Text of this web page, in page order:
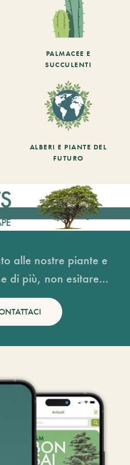
PALMACEE E
SUCCULENTI
ALBERI E PIANTE DEL
FUTURO
alle nostre piante e
di più, non esitare...